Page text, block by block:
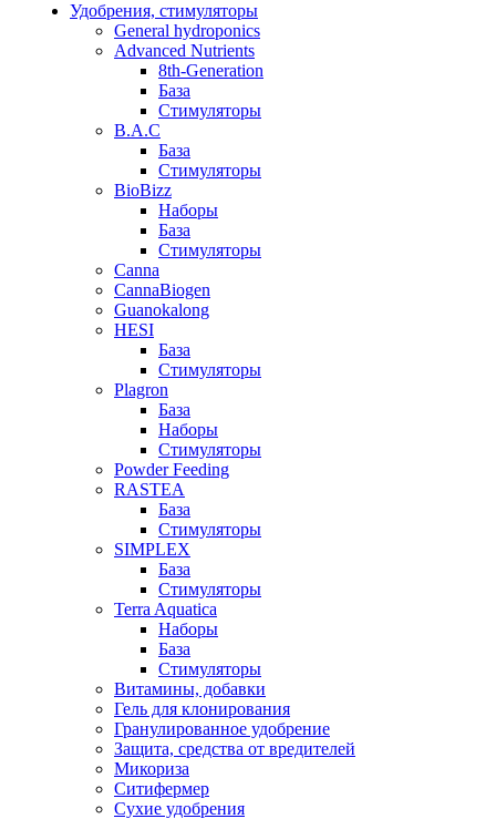
Удобрения, стимуляторы
General hydroponics
Advanced Nutrients
8th-Generation
База
Стимуляторы
B.A.C
База
Стимуляторы
BioBizz
Наборы
База
Стимуляторы
Canna
CannaBiogen
Guanokalong
HESI
База
Стимуляторы
Plagron
База
Наборы
Стимуляторы
Powder Feeding
RASTEA
База
Стимуляторы
SIMPLEX
База
Стимуляторы
Terra Aquatica
Наборы
База
Стимуляторы
Витамины, добавки
Гель для клонирования
Гранулированное удобрение
Защита, средства от вредителей
Микориза
Ситифермер
Сухие удобрения